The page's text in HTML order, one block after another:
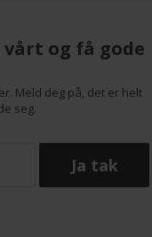
og få gode
Meld deg på, det er helt
seg.